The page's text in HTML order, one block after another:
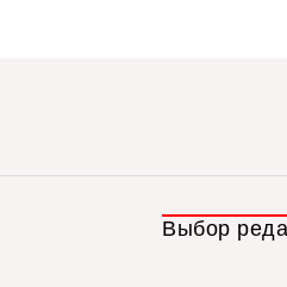
Выбор